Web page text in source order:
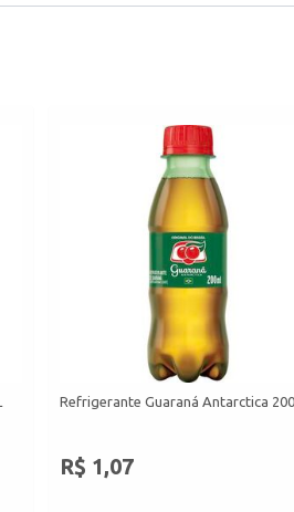
Refrigerante Guaraná Antarctica
R$ 1,07